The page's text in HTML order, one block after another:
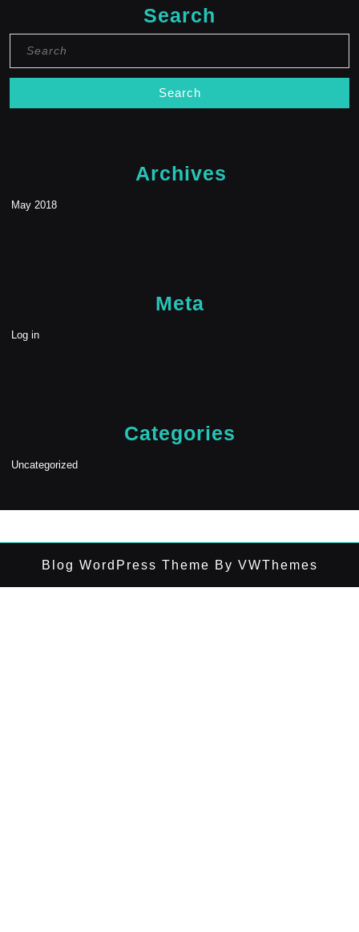
Search
Archives
May 2018
Meta
Log in
Categories
Uncategorized
Blog WordPress Theme By VWThemes